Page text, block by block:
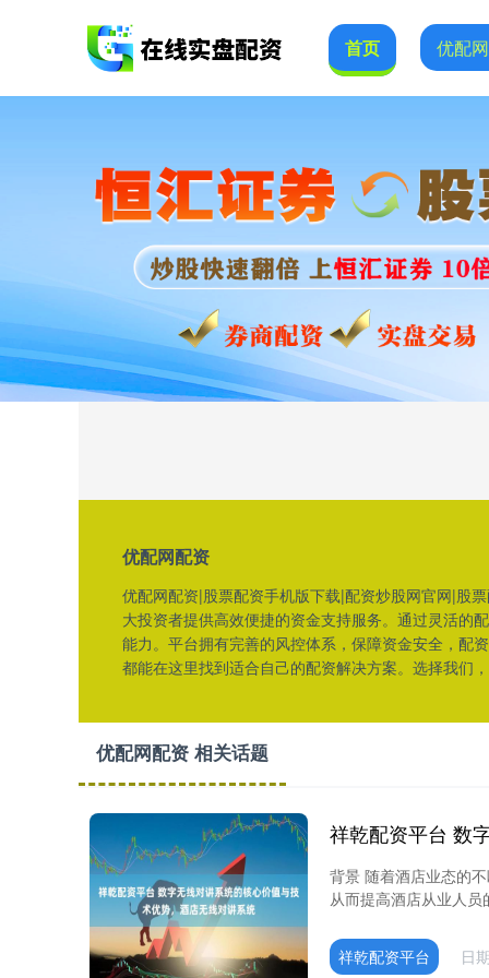
首页 优配
优配网配资
优配网配资|股票配资手机版下载|配资炒股网官网|股
大投资者提供高效便捷的资金支持服务。通过灵活的
能力。平台拥有完善的风控体系，保障资金安全，配
都能在这里找到适合自己的配资解决方案。选择我们
优配网配资 相关话题
背景 随着酒店业态的
从而提高酒店从业人
祥乾配资平台 日